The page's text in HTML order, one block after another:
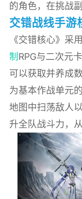
的角色，在挑战
交错战线手游
《交错核心》采
制 RPG与二次元
可以获取并养成
为基本作战单元
地图中扫荡敌人
升全队战斗力，